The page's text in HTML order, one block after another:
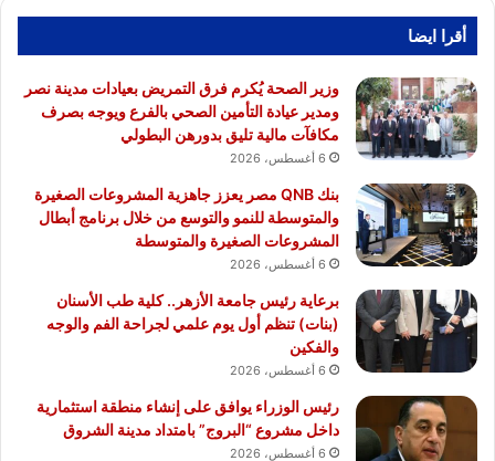
أقرا ايضا
وزير الصحة يُكرم فرق التمريض بعيادات مدينة نصر
ومدير عيادة التأمين الصحي بالفرع ويوجه بصرف
مكافآت مالية تليق بدورهن البطولي
6 أغسطس، 2026
بنك QNB مصر يعزز جاهزية المشروعات الصغيرة
والمتوسطة للنمو والتوسع من خلال برنامج أبطال
المشروعات الصغيرة والمتوسطة
6 أغسطس، 2026
برعاية رئيس جامعة الأزهر.. كلية طب الأسنان
(بنات) تنظم أول يوم علمي لجراحة الفم والوجه
والفكين
6 أغسطس، 2026
رئيس الوزراء يوافق على إنشاء منطقة استثمارية
داخل مشروع “البروج” بامتداد مدينة الشروق
6 أغسطس، 2026